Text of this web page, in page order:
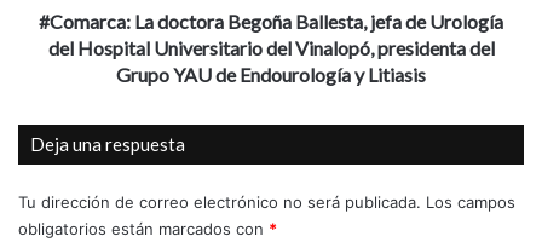
Hospital
Universitario
presidenta
del
Grupo
YAU
de
#Comarca: La doctora Begoña Ballesta, jefa de Urología
del Hospital Universitario del Vinalopó, presidenta del
Grupo YAU de Endourología y Litiasis
Deja una respuesta
Tu dirección de correo electrónico no será publicada. Los campos
obligatorios están marcados con *